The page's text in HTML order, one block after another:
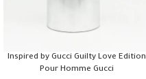
Inspired by Gucci Guilty Love Edition
Pour Homme Gucci